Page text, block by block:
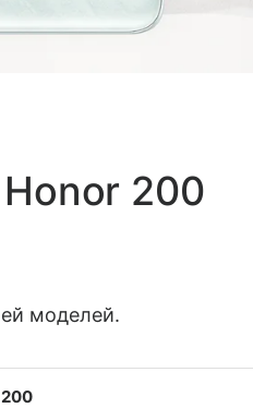
200
моделей.